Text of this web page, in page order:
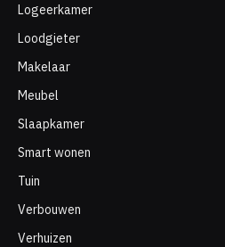
Logeerkamer
Loodgieter
Makelaar
Meubel
Slaapkamer
Smart wonen
Tuin
Verbouwen
Verhuizen